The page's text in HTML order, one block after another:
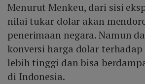
Menurut Menkeu, dari sisi
nilai tukar dolar akan
penerimaan negara. Namun
konversi harga dolar
lebih tinggi dan bisa
di Indonesia.